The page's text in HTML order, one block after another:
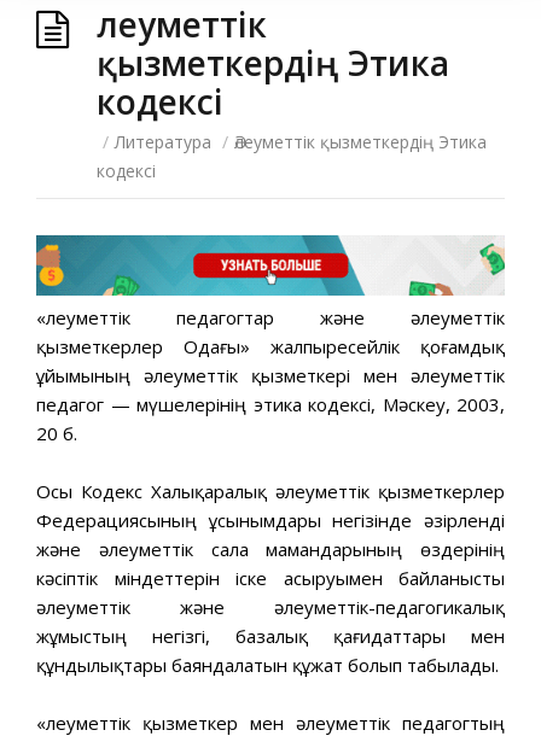
Әлеуметтік
қызметкердің Этика
кодексі
/ Литература / Әлеуметтік қызметкердің Этика
кодексі
«Әлеуметтік педагогтар және әлеуметтік
қызметкерлер Одағы» жалпыресейлік қоғамдық
ұйымының әлеуметтік қызметкері мен әлеуметтік
педагог — мүшелерінің этика кодексі, Мәскеу, 2003,
20 б.
Осы Кодекс Халықаралық әлеуметтік қызметкерлер
Федерациясының ұсынымдары негізінде әзірленді
және әлеуметтік сала мамандарының өздерінің
кәсіптік міндеттерін іске асыруымен байланысты
әлеуметтік және әлеуметтік-педагогикалық
жұмыстың негізгі, базалық қағидаттары мен
құндылықтары баяндалатын құжат болып табылады.
«Әлеуметтік қызметкер мен әлеуметтік педагогтың